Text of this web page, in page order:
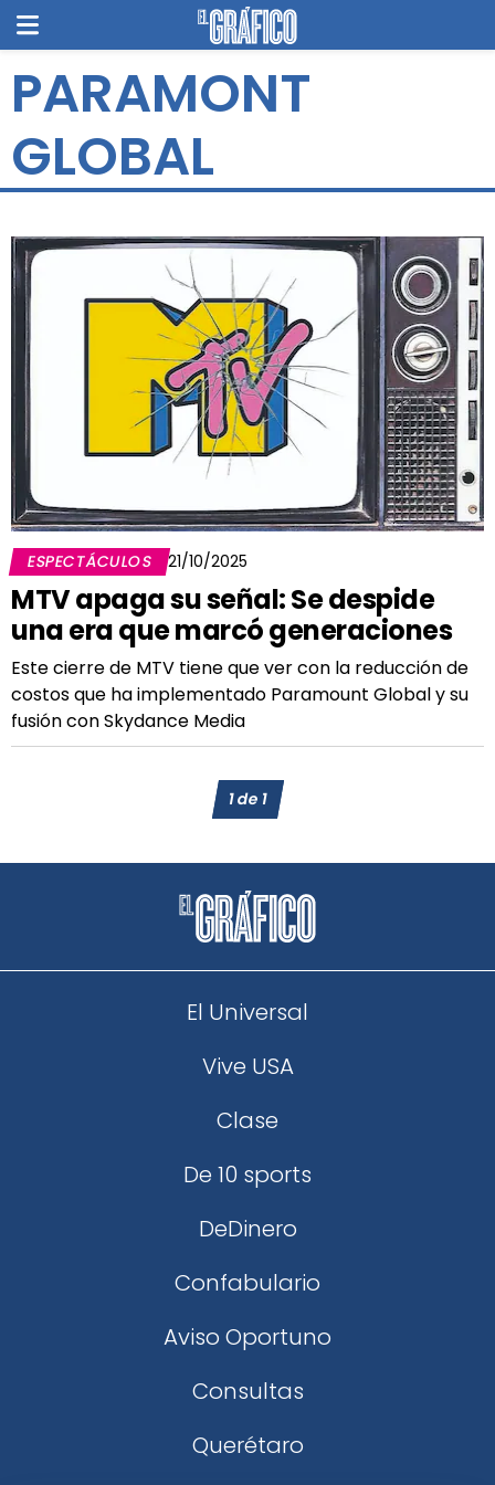
PARAMONT
GLOBAL
ESPECTÁCULOS 21/10/2025
MTV apaga su señal: Se despide
una era que marcó generaciones
Este cierre de MTV tiene que ver con la reducción de
costos que ha implementado Paramount Global y su
fusión con Skydance Media
1de1
El Universal
Vive USA
Clase
De 10 sports
DeDinero
Confabulario
Aviso Oportuno
Consultas
Querétaro